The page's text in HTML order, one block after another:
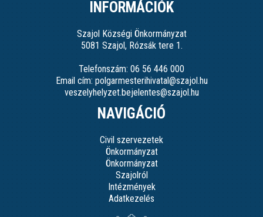
INFORMÁCIÓK
Szajol Községi Önkormányzat
5081 Szajol, Rózsák tere 1.
Telefonszám: 06 56 446 000
Email cím: polgarmesterihivatal@szajol.hu
veszelyhelyzet.bejelentes@szajol.hu
NAVIGÁCIÓ
Civil szervezetek
Önkormányzat
Önkormányzat
Szajolról
Intézmények
Adatkezelés